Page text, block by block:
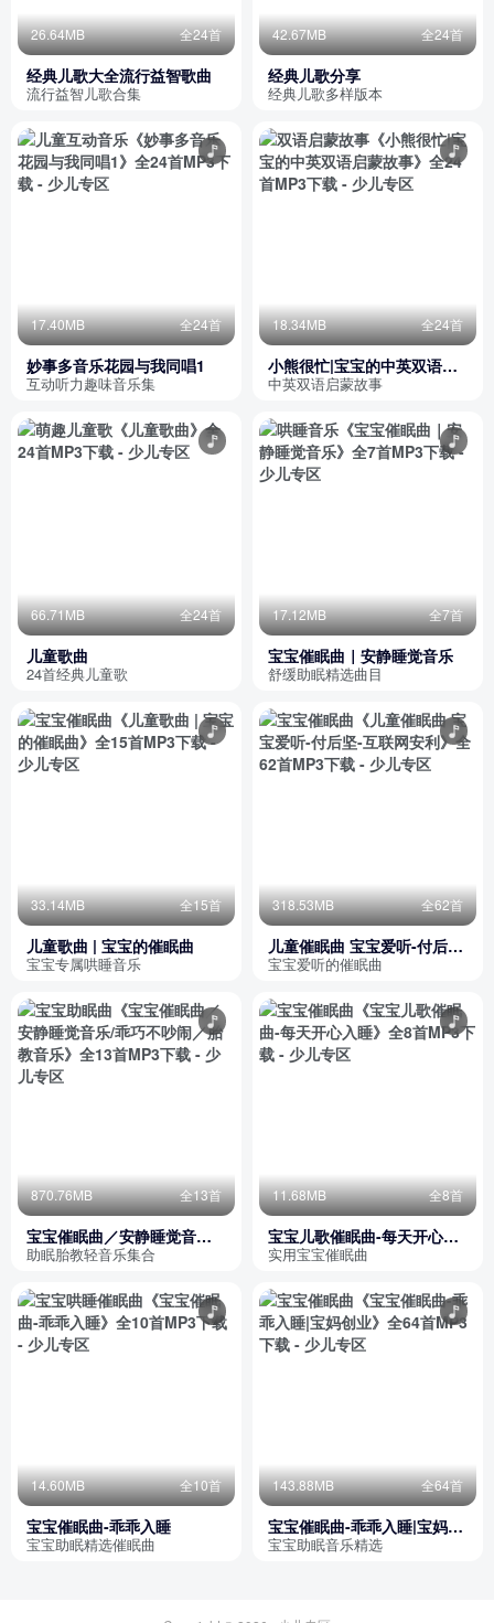
26.64MB 全24首
经典儿歌大全流行益智歌曲
流行益智儿歌合集
42.67MB 全24首
经典儿歌分享
经典儿歌多样版本
17.40MB 全24首
妙事多音乐花园与我同唱1
互动听力趣味音乐集
18.34MB 全24首
小熊很忙|宝宝的中英双语启
蒙故事
中英双语启蒙故事
66.71MB 全24首
儿童歌曲
24首经典儿童歌
17.12MB 全7首
宝宝催眠曲｜安静睡觉音乐
舒缓助眠精选曲目
33.14MB 全15首
儿童歌曲 | 宝宝的催眠曲
宝宝专属哄睡音乐
318.53MB 全62首
儿童催眠曲 宝宝爱听-付后
坚-互联网安利
宝宝爱听的催眠曲
870.76MB 全13首
宝宝催眠曲／安静睡觉音乐/
乖巧不吵闹／胎教音乐
助眠胎教轻音乐集合
11.68MB 全8首
宝宝儿歌催眠曲-每天开心入
睡
实用宝宝催眠曲
14.60MB 全10首
宝宝催眠曲-乖乖入睡
宝宝助眠精选催眠曲
143.88MB 全64首
宝宝催眠曲-乖乖入睡|宝妈创
业
宝宝助眠音乐精选